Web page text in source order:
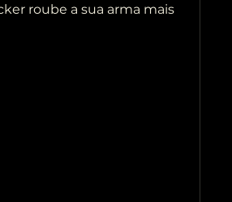
roube a sua arma mais